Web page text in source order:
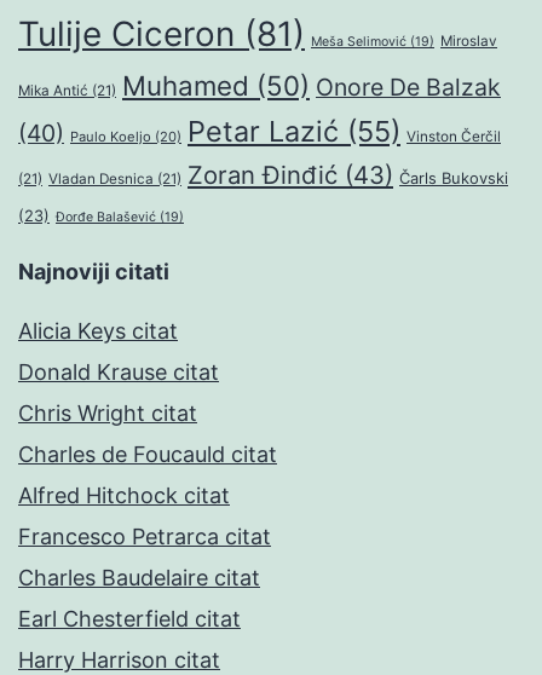
Tulije Ciceron (81) Meša Selimović (19) Miroslav
Mika Antić (21) Muhamed (50) Onore De Balzak
(40) Paulo Koeljo (20) Petar Lazić (55) Vinston Čerčil
(21) Vladan Desnica (21) Zoran Đinđić (43) Čarls Bukovski
(23) Đorđe Balašević (19)
Najnoviji citati
Alicia Keys citat
Donald Krause citat
Chris Wright citat
Charles de Foucauld citat
Alfred Hitchock citat
Francesco Petrarca citat
Charles Baudelaire citat
Earl Chesterfield citat
Harry Harrison citat